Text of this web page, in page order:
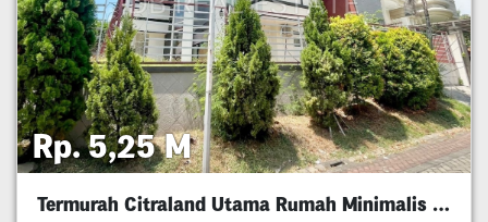
Rp. 5,25 M
Termurah Citraland Utama Rumah Minimalis 5M An